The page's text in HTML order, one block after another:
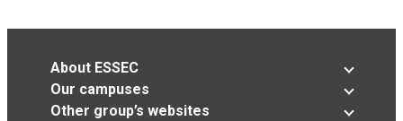
About ESSEC
Our campuses
Other group’s websites